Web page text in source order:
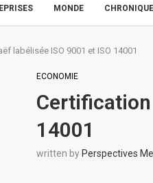
MONDE
labélisée ISO 9001 et ISO 14001
ECONOMIE
Certification
14001
written by Perspectives